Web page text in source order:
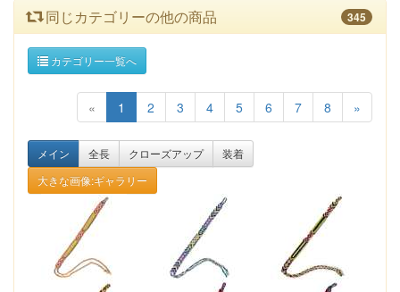
同じカテゴリーの他の商品 345
カテゴリー一覧へ
« 1 2 3 4 5 6 7 8 »
メイン 全長 クローズアップ
装着
大きな画像:ギャラリー